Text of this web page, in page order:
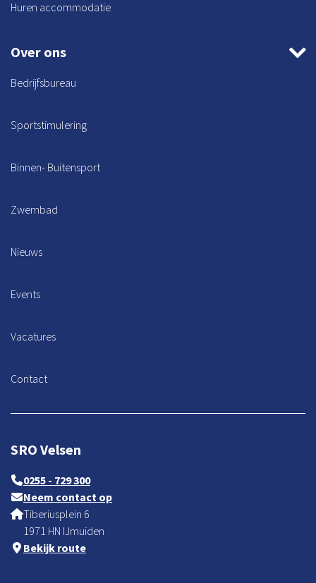
Huren accommodatie
Over ons
Bedrijfsbureau
Sportstimulering
Binnen- Buitensport
Zwembad
Nieuws
Events
Vacatures
Contact
SRO Velsen
0255 - 729 300
Neem contact op
Tiberiusplein 6
1971 HN IJmuiden
Bekijk route